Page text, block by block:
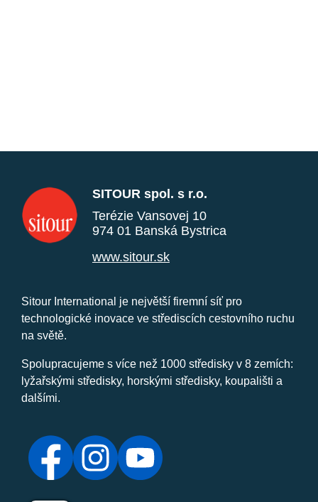
SITOUR spol. s r.o.
Terézie Vansovej 10
974 01 Banská Bystrica
www.sitour.sk
Sitour International je největší firemní síť pro
technologické inovace ve střediscích cestovního ruchu
na světě.
Spolupracujeme s více než 1000 středisky v 8 zemích:
lyžařskými středisky, horskými středisky, koupališti a
dalšími.